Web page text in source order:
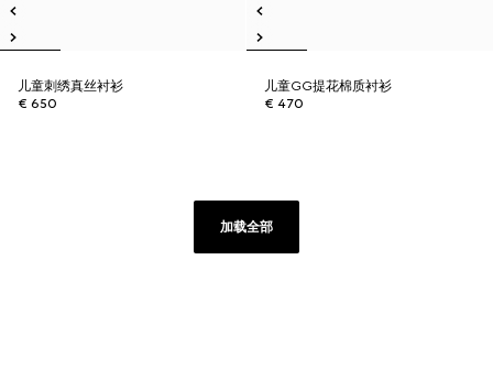
儿童刺绣真丝衬衫
€ 650
儿童GG提花棉质衬衫
€ 470
加载全部